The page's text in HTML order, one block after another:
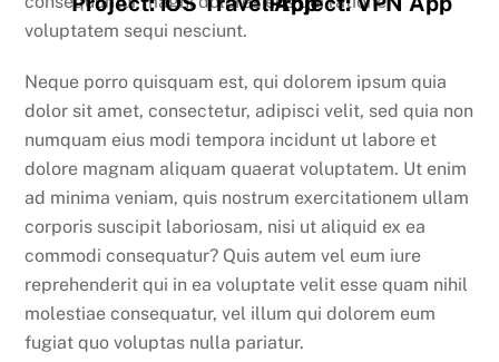
voluptatem sequi nesciunt.
Neque porro quisquam est, qui dolorem ipsum quia
dolor sit amet, consectetur, adipisci velit, sed quia non
numquam eius modi tempora incidunt ut labore et
dolore magnam aliquam quaerat voluptatem. Ut enim
ad minima veniam, quis nostrum exercitationem ullam
corporis suscipit laboriosam, nisi ut aliquid ex ea
commodi consequatur? Quis autem vel eum iure
reprehenderit qui in ea voluptate velit esse quam nihil
molestiae consequatur, vel illum qui dolorem eum
fugiat quo voluptas nulla pariatur.